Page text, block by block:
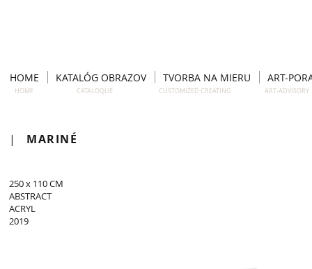
HOME KATALÓG OBRAZOV TVORBA NA MIERU ART-
| MARINÉ
250 x 110 CM
ABSTRACT
ACRYL
2019
HOME CATALOQUE CUSTOMIZED CREATING ART-